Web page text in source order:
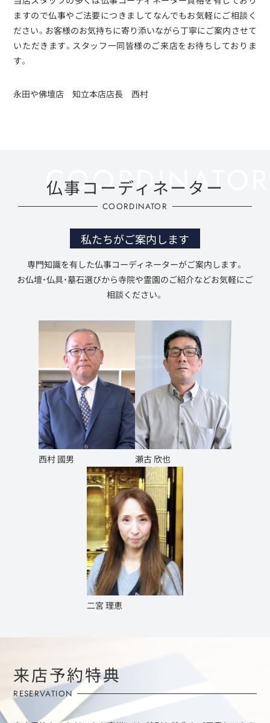
ますので仏事やご法要につきましてなんでもお気軽にご相談く
ださい。お客様のお気持ちに寄り添いながら丁寧にご案内させて
いただきます。スタッフ一同皆様のご来店をお待ちしておりま
す。
永田や佛壇店 知立本店店長 西村
仏事コーディネーター
COORDINATOR
私たちがご案内します
専門知識を有した仏事コーディネーターがご案内します。
お仏壇・仏具・墓石選びから寺院や霊園のご紹介などお気軽にご
相談ください。
西村 國男 瀬古 欣也
二宮 理恵
来店予約特典
RESERVATION